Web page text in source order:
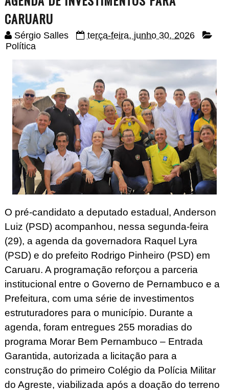
CARUARU
Sérgio Salles
terça-feira, junho 30, 2026
Política
O pré-candidato a deputado estadual, Anderson
Luiz (PSD) acompanhou, nessa segunda-feira
(29), a agenda da governadora Raquel Lyra
(PSD) e do prefeito Rodrigo Pinheiro (PSD) em
Caruaru. A programação reforçou a parceria
institucional entre o Governo de Pernambuco e a
Prefeitura, com uma série de investimentos
estruturadores para o município. Durante a
agenda, foram entregues 255 moradias do
programa Morar Bem Pernambuco – Entrada
Garantida, autorizada a licitação para a
construção do primeiro Colégio da Polícia Militar
do Agreste, viabilizada após a doação do terreno